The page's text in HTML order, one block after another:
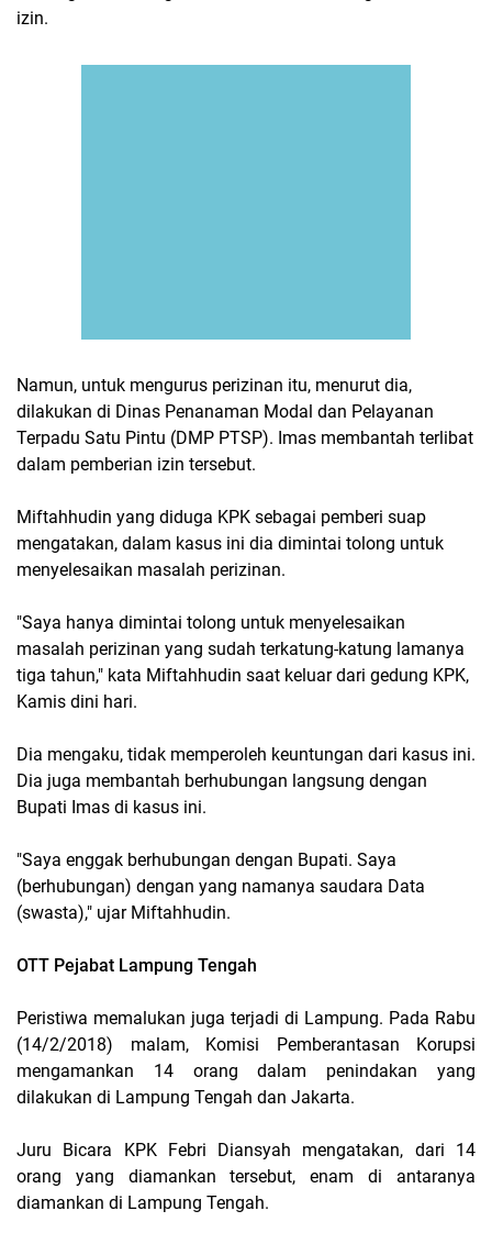
izin.
Namun, untuk mengurus perizinan itu, menurut dia,
dilakukan di Dinas Penanaman Modal dan Pelayanan
Terpadu Satu Pintu (DMP PTSP). Imas membantah terlibat
dalam pemberian izin tersebut.
Miftahhudin yang diduga KPK sebagai pemberi suap
mengatakan, dalam kasus ini dia dimintai tolong untuk
menyelesaikan masalah perizinan.
"Saya hanya dimintai tolong untuk menyelesaikan
masalah perizinan yang sudah terkatung-katung lamanya
tiga tahun," kata Miftahhudin saat keluar dari gedung KPK,
Kamis dini hari.
Dia mengaku, tidak memperoleh keuntungan dari kasus ini.
Dia juga membantah berhubungan langsung dengan
Bupati Imas di kasus ini.
"Saya enggak berhubungan dengan Bupati. Saya
(berhubungan) dengan yang namanya saudara Data
(swasta)," ujar Miftahhudin.
OTT Pejabat Lampung Tengah
Peristiwa memalukan juga terjadi di Lampung. Pada Rabu
(14/2/2018) malam, Komisi Pemberantasan Korupsi
mengamankan 14 orang dalam penindakan yang
dilakukan di Lampung Tengah dan Jakarta.
Juru Bicara KPK Febri Diansyah mengatakan, dari 14
orang yang diamankan tersebut, enam di antaranya
diamankan di Lampung Tengah.